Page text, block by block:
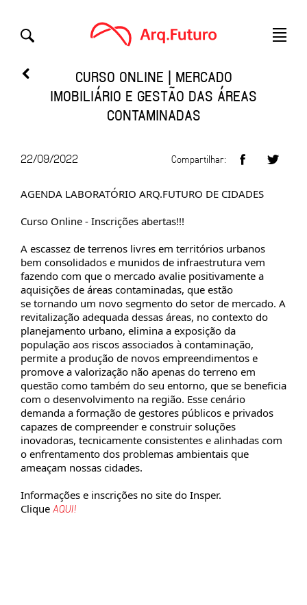
CURSO ONLINE | MERCADO
IMOBILIÁRIO E GESTÃO DAS ÁREAS
CONTAMINADAS
22/09/2022 Compartilhar:
AGENDA LABORATÓRIO ARQ.FUTURO DE CIDADES
Curso Online - Inscrições abertas!!!
A escassez de terrenos livres em territórios urbanos
bem consolidados e munidos de infraestrutura vem
fazendo com que o mercado avalie positivamente a
aquisições de áreas contaminadas, que estão
se tornando um novo segmento do setor de mercado. A
revitalização adequada dessas áreas, no contexto do
planejamento urbano, elimina a exposição da
população aos riscos associados à contaminação,
permite a produção de novos empreendimentos e
promove a valorização não apenas do terreno em
questão como também do seu entorno, que se beneficia
com o desenvolvimento na região. Esse cenário
demanda a formação de gestores públicos e privados
capazes de compreender e construir soluções
inovadoras, tecnicamente consistentes e alinhadas com
o enfrentamento dos problemas ambientais que
ameaçam nossas cidades.
Informações e inscrições no site do Insper.
Clique AQUI!